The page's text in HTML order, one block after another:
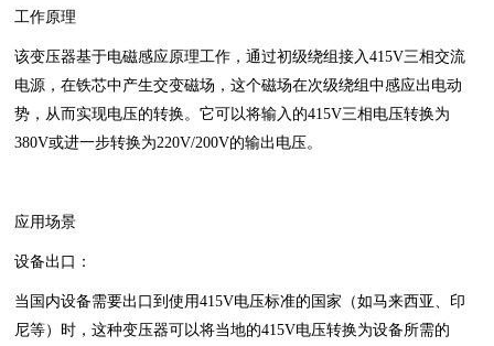
工作原理
该变压器基于电磁感应原理工作，通过初级绕组接入415V三相交流
电源，在铁芯中产生交变磁场，这个磁场在次级绕组中感应出电动
势，从而实现电压的转换。它可以将输入的415V三相电压转换为
380V或进一步转换为220V/200V的输出电压。
应用场景
设备出口‌：
当国内设备需要出口到使用415V电压标准的国家（如马来西亚、印
尼等）时，这种变压器可以将当地的415V电压转换为设备所需的